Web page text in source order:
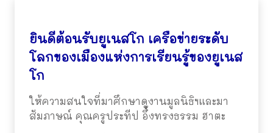
ยินดีต้อนรับยูเนสโก เครือข่ายระดับ
โลกของเมืองแห่งการเรียนรู้ของยูเนส
โก
ให้ความสนใจที่มาศึกษาดูงานมูลนิธิฯและมา
สัมภาษณ์ คุณครูประทีป อึ้งทรงธรรม ฮาตะ